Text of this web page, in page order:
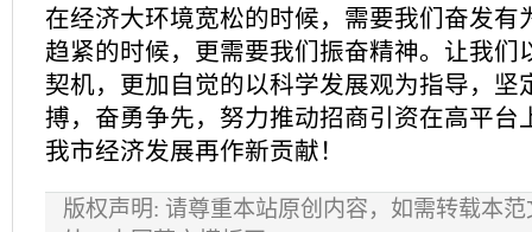
在经济大环境宽松的时候，需要我们奋发有
趋紧的时候，更需要我们振奋精神。让我们
契机，更加自觉的以科学发展观为指导，坚
搏，奋勇争先，努力推动招商引资在高平台
我市经济发展再作新贡献！
版权声明: 请尊重本站原创内容，如需转载本